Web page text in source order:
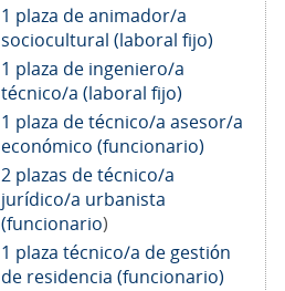
1 plaza de animador/a
sociocultural (laboral fijo)
1 plaza de ingeniero/a
técnico/a (laboral fijo)
1 plaza de técnico/a asesor/a
económico (funcionario)
2 plazas de técnico/a
jurídico/a urbanista
(funcionario)
1 plaza técnico/a de gestión
de residencia (funcionario)